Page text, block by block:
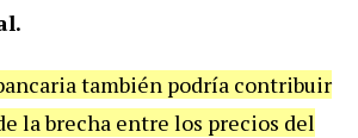
también podría contribuir
la brecha entre los precios del